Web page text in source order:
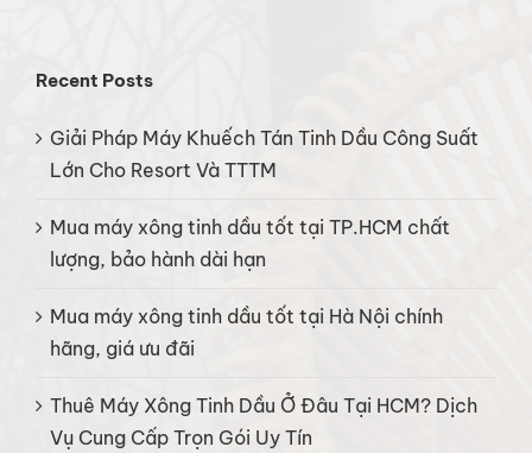
Recent Posts
Giải Pháp Máy Khuếch Tán Tinh Dầu Công Suất
Lớn Cho Resort Và TTTM
Mua máy xông tinh dầu tốt tại TP.HCM chất
lượng, bảo hành dài hạn
Mua máy xông tinh dầu tốt tại Hà Nội chính
hãng, giá ưu đãi
Thuê Máy Xông Tinh Dầu Ở Đâu Tại HCM? Dịch
Vụ Cung Cấp Trọn Gói Uy Tín